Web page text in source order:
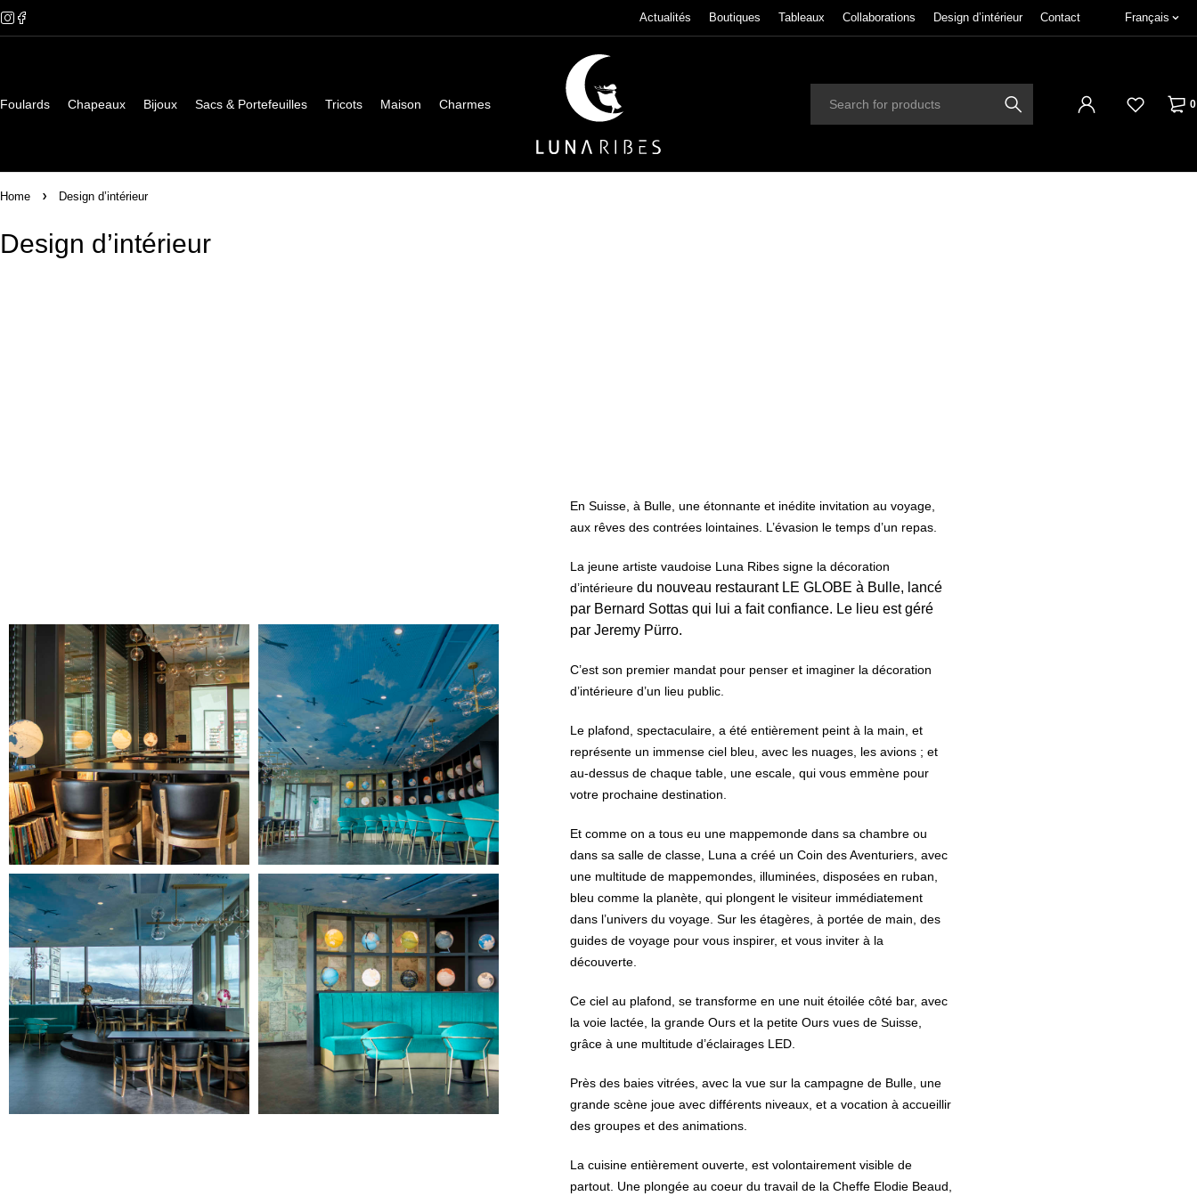
Actualités Boutiques Tableaux Collaborations Design d’intérieur Contact Français
Foulards Chapeaux Bijoux Sacs & Portefeuilles Tricots Maison Charmes 0
Home Design d’intérieur
Design d’intérieur
En Suisse, à Bulle, une étonnante et inédite invitation au voyage,
aux rêves des contrées lointaines. L’évasion le temps d’un repas.
La jeune artiste vaudoise Luna Ribes signe la décoration
d’intérieure du nouveau restaurant LE GLOBE à Bulle, lancé
par Bernard Sottas qui lui a fait confiance. Le lieu est géré
par Jeremy Pürro.
C’est son premier mandat pour penser et imaginer la décoration
d’intérieure d’un lieu public.
Le plafond, spectaculaire, a été entièrement peint à la main, et
représente un immense ciel bleu, avec les nuages, les avions ; et
au-dessus de chaque table, une escale, qui vous emmène pour
votre prochaine destination.
Et comme on a tous eu une mappemonde dans sa chambre ou
dans sa salle de classe, Luna a créé un Coin des Aventuriers, avec
une multitude de mappemondes, illuminées, disposées en ruban,
bleu comme la planète, qui plongent le visiteur immédiatement
dans l’univers du voyage. Sur les étagères, à portée de main, des
guides de voyage pour vous inspirer, et vous inviter à la
découverte.
Ce ciel au plafond, se transforme en une nuit étoilée côté bar, avec
la voie lactée, la grande Ours et la petite Ours vues de Suisse,
grâce à une multitude d’éclairages LED.
Près des baies vitrées, avec la vue sur la campagne de Bulle, une
grande scène joue avec différents niveaux, et a vocation à accueillir
des groupes et des animations.
La cuisine entièrement ouverte, est volontairement visible de
partout. Une plongée au coeur du travail de la Cheffe Elodie Beaud,